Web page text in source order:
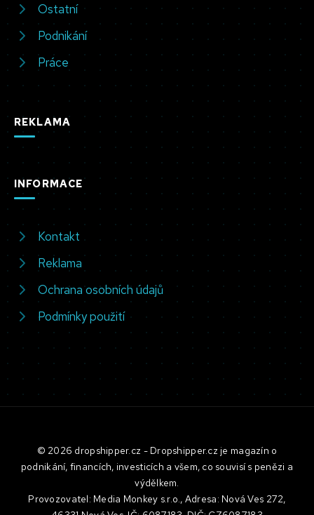
Ostatní
Podnikání
Práce
REKLAMA
INFORMACE
Kontakt
Reklama
Ochrana osobních údajů
Podmínky použití
© 2026 dropshipper.cz - Dropshipper.cz je magazín o
podnikání, financích, investicích a všem, co souvisí s penězi a
výdělkem.
Provozovatel: Media Monkey s.r.o., Adresa: Nová Ves 272,